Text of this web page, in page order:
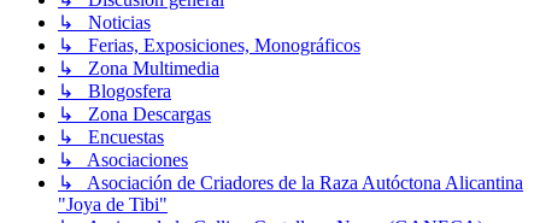
↳ Noticias
↳ Ferias, Exposiciones, Monográficos
↳ Zona Multimedia
↳ Blogosfera
↳ Zona Descargas
↳ Encuestas
↳ Asociaciones
↳ Asociación de Criadores de la Raza Autóctona Alicantina
"Joya de Tibi"